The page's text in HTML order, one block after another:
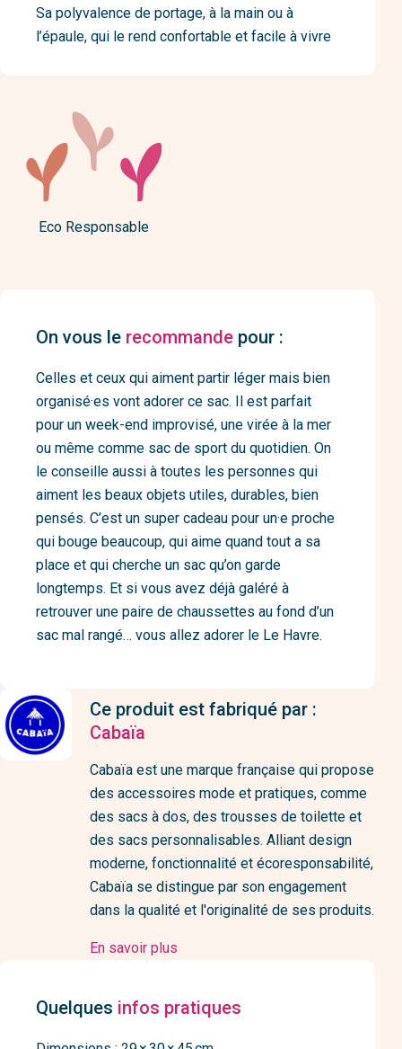
Sa polyvalence de portage, à la main ou à
l’épaule, qui le rend confortable et facile à vivre
Eco Responsable
On vous le recommande pour :
Celles et ceux qui aiment partir léger mais bien
organisé·es vont adorer ce sac. Il est parfait
pour un week-end improvisé, une virée à la mer
ou même comme sac de sport du quotidien. On
le conseille aussi à toutes les personnes qui
aiment les beaux objets utiles, durables, bien
pensés. C’est un super cadeau pour un·e proche
qui bouge beaucoup, qui aime quand tout a sa
place et qui cherche un sac qu’on garde
longtemps. Et si vous avez déjà galéré à
retrouver une paire de chaussettes au fond d’un
sac mal rangé… vous allez adorer le Le Havre.
Ce produit est fabriqué par :
Cabaïa
Cabaïa est une marque française qui propose
des accessoires mode et pratiques, comme
des sacs à dos, des trousses de toilette et
des sacs personnalisables. Alliant design
moderne, fonctionnalité et écoresponsabilité,
Cabaïa se distingue par son engagement
dans la qualité et l'originalité de ses produits.
En savoir plus
Quelques infos pratiques